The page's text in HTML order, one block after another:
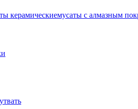
керамическиемусаты с алмазным